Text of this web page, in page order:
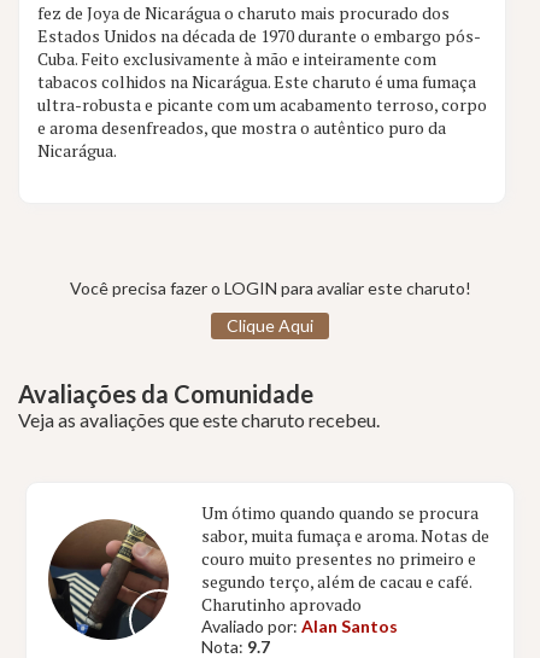
fez de Joya de Nicarágua o charuto mais procurado dos
Estados Unidos na década de 1970 durante o embargo pós-
Cuba. Feito exclusivamente à mão e inteiramente com
tabacos colhidos na Nicarágua. Este charuto é uma fumaça
ultra-robusta e picante com um acabamento terroso, corpo
e aroma desenfreados, que mostra o autêntico puro da
Nicarágua.
Você precisa fazer o LOGIN para avaliar este charuto!
Clique Aqui
Avaliações da Comunidade
Veja as avaliações que este charuto recebeu.
Um ótimo quando quando se procura
sabor, muita fumaça e aroma. Notas de
couro muito presentes no primeiro e
segundo terço, além de cacau e café.
Charutinho aprovado
Avaliado por:Alan Santos
Nota: 9.7